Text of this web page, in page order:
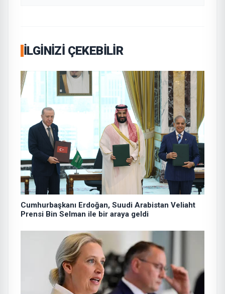
İLGINIZI ÇEKEBILIR
Cumhurbaşkanı Erdoğan, Suudi Arabistan Veliaht
Prensi Bin Selman ile bir araya geldi